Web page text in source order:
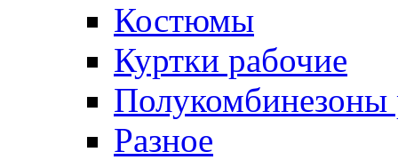
Костюмы
Куртки рабочие
Полукомбинезоны
Разное